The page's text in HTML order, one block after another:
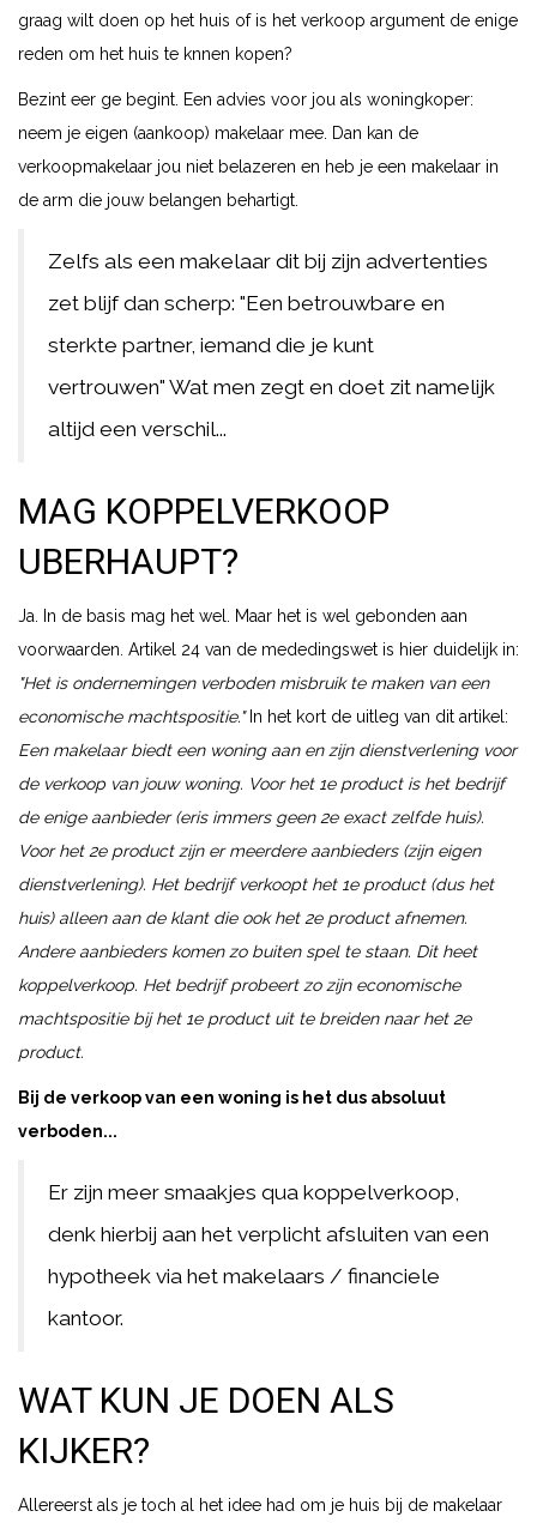
graag wilt doen op het huis of is het verkoop argument de enige
reden om het huis te knnen kopen?
Bezint eer ge begint. Een advies voor jou als woningkoper:
neem je eigen (aankoop) makelaar mee. Dan kan de
verkoopmakelaar jou niet belazeren en heb je een makelaar in
de arm die jouw belangen behartigt.
Zelfs als een makelaar dit bij zijn advertenties
zet blijf dan scherp: "Een betrouwbare en
sterkte partner, iemand die je kunt
vertrouwen" Wat men zegt en doet zit namelijk
altijd een verschil...
MAG KOPPELVERKOOP
UBERHAUPT?
Ja. In de basis mag het wel. Maar het is wel gebonden aan
voorwaarden. Artikel 24 van de mededingswet is hier duidelijk in:
"Het is ondernemingen verboden misbruik te maken van een
economische machtspositie." In het kort de uitleg van dit artikel:
Een makelaar biedt een woning aan en zijn dienstverlening voor
de verkoop van jouw woning. Voor het 1e product is het bedrijf
de enige aanbieder (eris immers geen 2e exact zelfde huis).
Voor het 2e product zijn er meerdere aanbieders (zijn eigen
dienstverlening). Het bedrijf verkoopt het 1e product (dus het
huis) alleen aan de klant die ook het 2e product afnemen.
Andere aanbieders komen zo buiten spel te staan. Dit heet
koppelverkoop. Het bedrijf probeert zo zijn economische
machtspositie bij het 1e product uit te breiden naar het 2e
product.
Bij de verkoop van een woning is het dus absoluut
verboden...
Er zijn meer smaakjes qua koppelverkoop,
denk hierbij aan het verplicht afsluiten van een
hypotheek via het makelaars / financiele
kantoor.
WAT KUN JE DOEN ALS
KIJKER?
Allereerst als je toch al het idee had om je huis bij de makelaar